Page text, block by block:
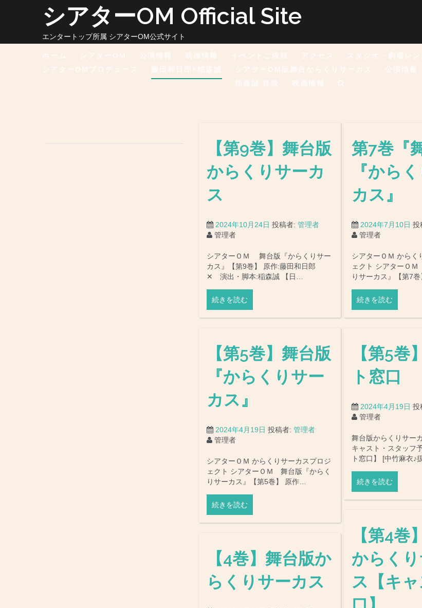
ツ
シアターOM Official Site
エンタートップ所属 シアターOM公式サイト
【第9巻】舞台版
からくりサーカ
ス
2024年10月24日 投稿者: 管理者
管理者
シアターＯＭ 舞台版『からくりサー
カス』【第9巻】 原作:藤田和日郎
✕ 演出・脚本:稲森誠 【日…
続きを読む
第7巻『
『から
カス』
2024年7月10日 投
管理者
シアターＯＭ からく
ェクト シアターＯ
りサーカス』【第7
続きを読む
【第5巻】舞台版
『からくりサー
カス』
2024年4月19日 投稿者: 管理者
管理者
シアターＯＭ からくりサーカスプロジ
ェクト シアターＯＭ 舞台版『からく
りサーカス』【第5巻】 原作…
続きを読む
【第5巻
ト窓口
2024年4月19日 投
管理者
舞台版からくりサー
キャスト・スタッフ
ト窓口】 [中竹麻衣♪
続きを読む
【第4巻
からく
ス【キ
【4巻】舞台版か
らくりサーカス